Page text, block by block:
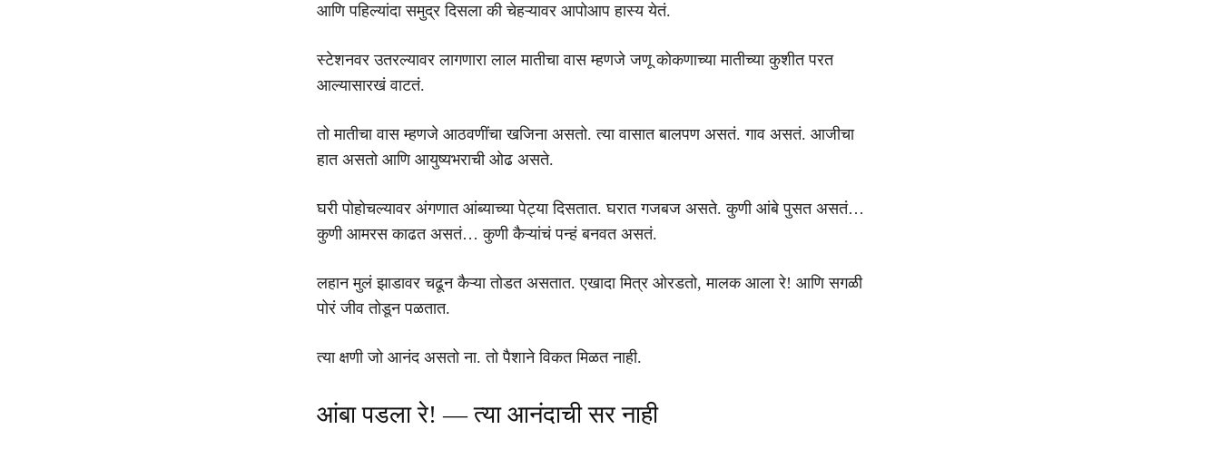
आणि पहिल्यांदा समुद्र दिसला की चेहऱ्यावर आपोआप हास्य येतं.
स्टेशनवर उतरल्यावर लागणारा लाल मातीचा वास म्हणजे जणू कोकणाच्या मातीच्या कुशीत परत
आल्यासारखं वाटतं.
तो मातीचा वास म्हणजे आठवणींचा खजिना असतो. त्या वासात बालपण असतं. गाव असतं. आजीचा
हात असतो आणि आयुष्यभराची ओढ असते.
घरी पोहोचल्यावर अंगणात आंब्याच्या पेट्या दिसतात. घरात गजबज असते. कुणी आंबे पुसत असतं…
कुणी आमरस काढत असतं… कुणी कैऱ्यांचं पन्हं बनवत असतं.
लहान मुलं झाडावर चढून कैऱ्या तोडत असतात. एखादा मित्र ओरडतो, मालक आला रे! आणि सगळी
पोरं जीव तोडून पळतात.
त्या क्षणी जो आनंद असतो ना. तो पैशाने विकत मिळत नाही.
आंबा पडला रे! — त्या आनंदाची सर नाही